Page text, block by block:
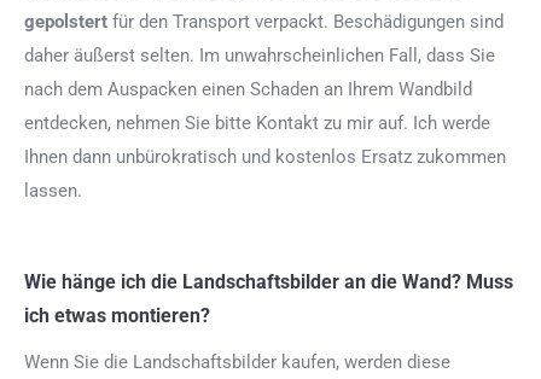
gepolstert für den Transport verpackt. Beschädigungen sind
daher äußerst selten. Im unwahrscheinlichen Fall, dass Sie
nach dem Auspacken einen Schaden an Ihrem Wandbild
entdecken, nehmen Sie bitte Kontakt zu mir auf. Ich werde
Ihnen dann unbürokratisch und kostenlos Ersatz zukommen
lassen.
Wie hänge ich die Landschaftsbilder an die Wand? Muss
ich etwas montieren?
Wenn Sie die Landschaftsbilder kaufen, werden diese